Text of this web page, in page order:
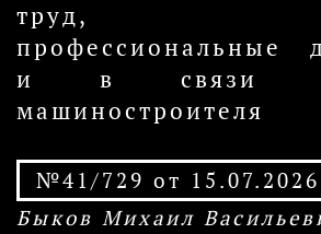
труд,
профессиональные
и в связи
машиностроителя
№41/729 от 15.07.2026
Быков Михаил